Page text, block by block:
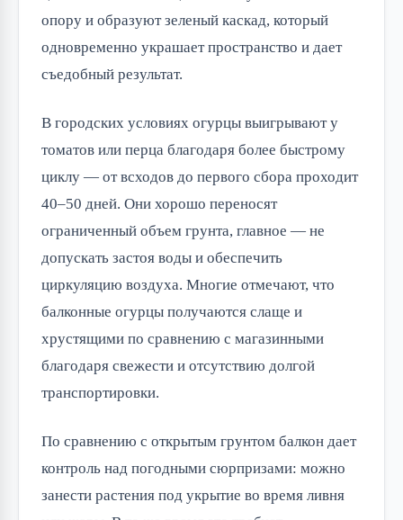
опору и образуют зеленый каскад, который
одновременно украшает пространство и дает
съедобный результат.
В городских условиях огурцы выигрывают у
томатов или перца благодаря более быстрому
циклу — от всходов до первого сбора проходит
40–50 дней. Они хорошо переносят
ограниченный объем грунта, главное — не
допускать застоя воды и обеспечить
циркуляцию воздуха. Многие отмечают, что
балконные огурцы получаются слаще и
хрустящими по сравнению с магазинными
благодаря свежести и отсутствию долгой
транспортировки.
По сравнению с открытым грунтом балкон дает
контроль над погодными сюрпризами: можно
занести растения под укрытие во время ливня